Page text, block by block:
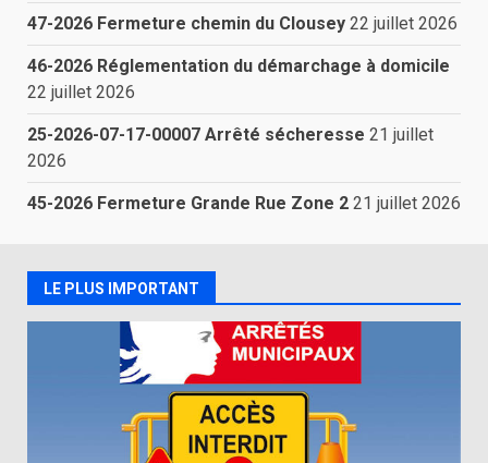
47-2026 Fermeture chemin du Clousey 22 juillet 2026
46-2026 Réglementation du démarchage à domicile
22 juillet 2026
25-2026-07-17-00007 Arrêté sécheresse 21 juillet
2026
45-2026 Fermeture Grande Rue Zone 2 21 juillet 2026
LE PLUS IMPORTANT